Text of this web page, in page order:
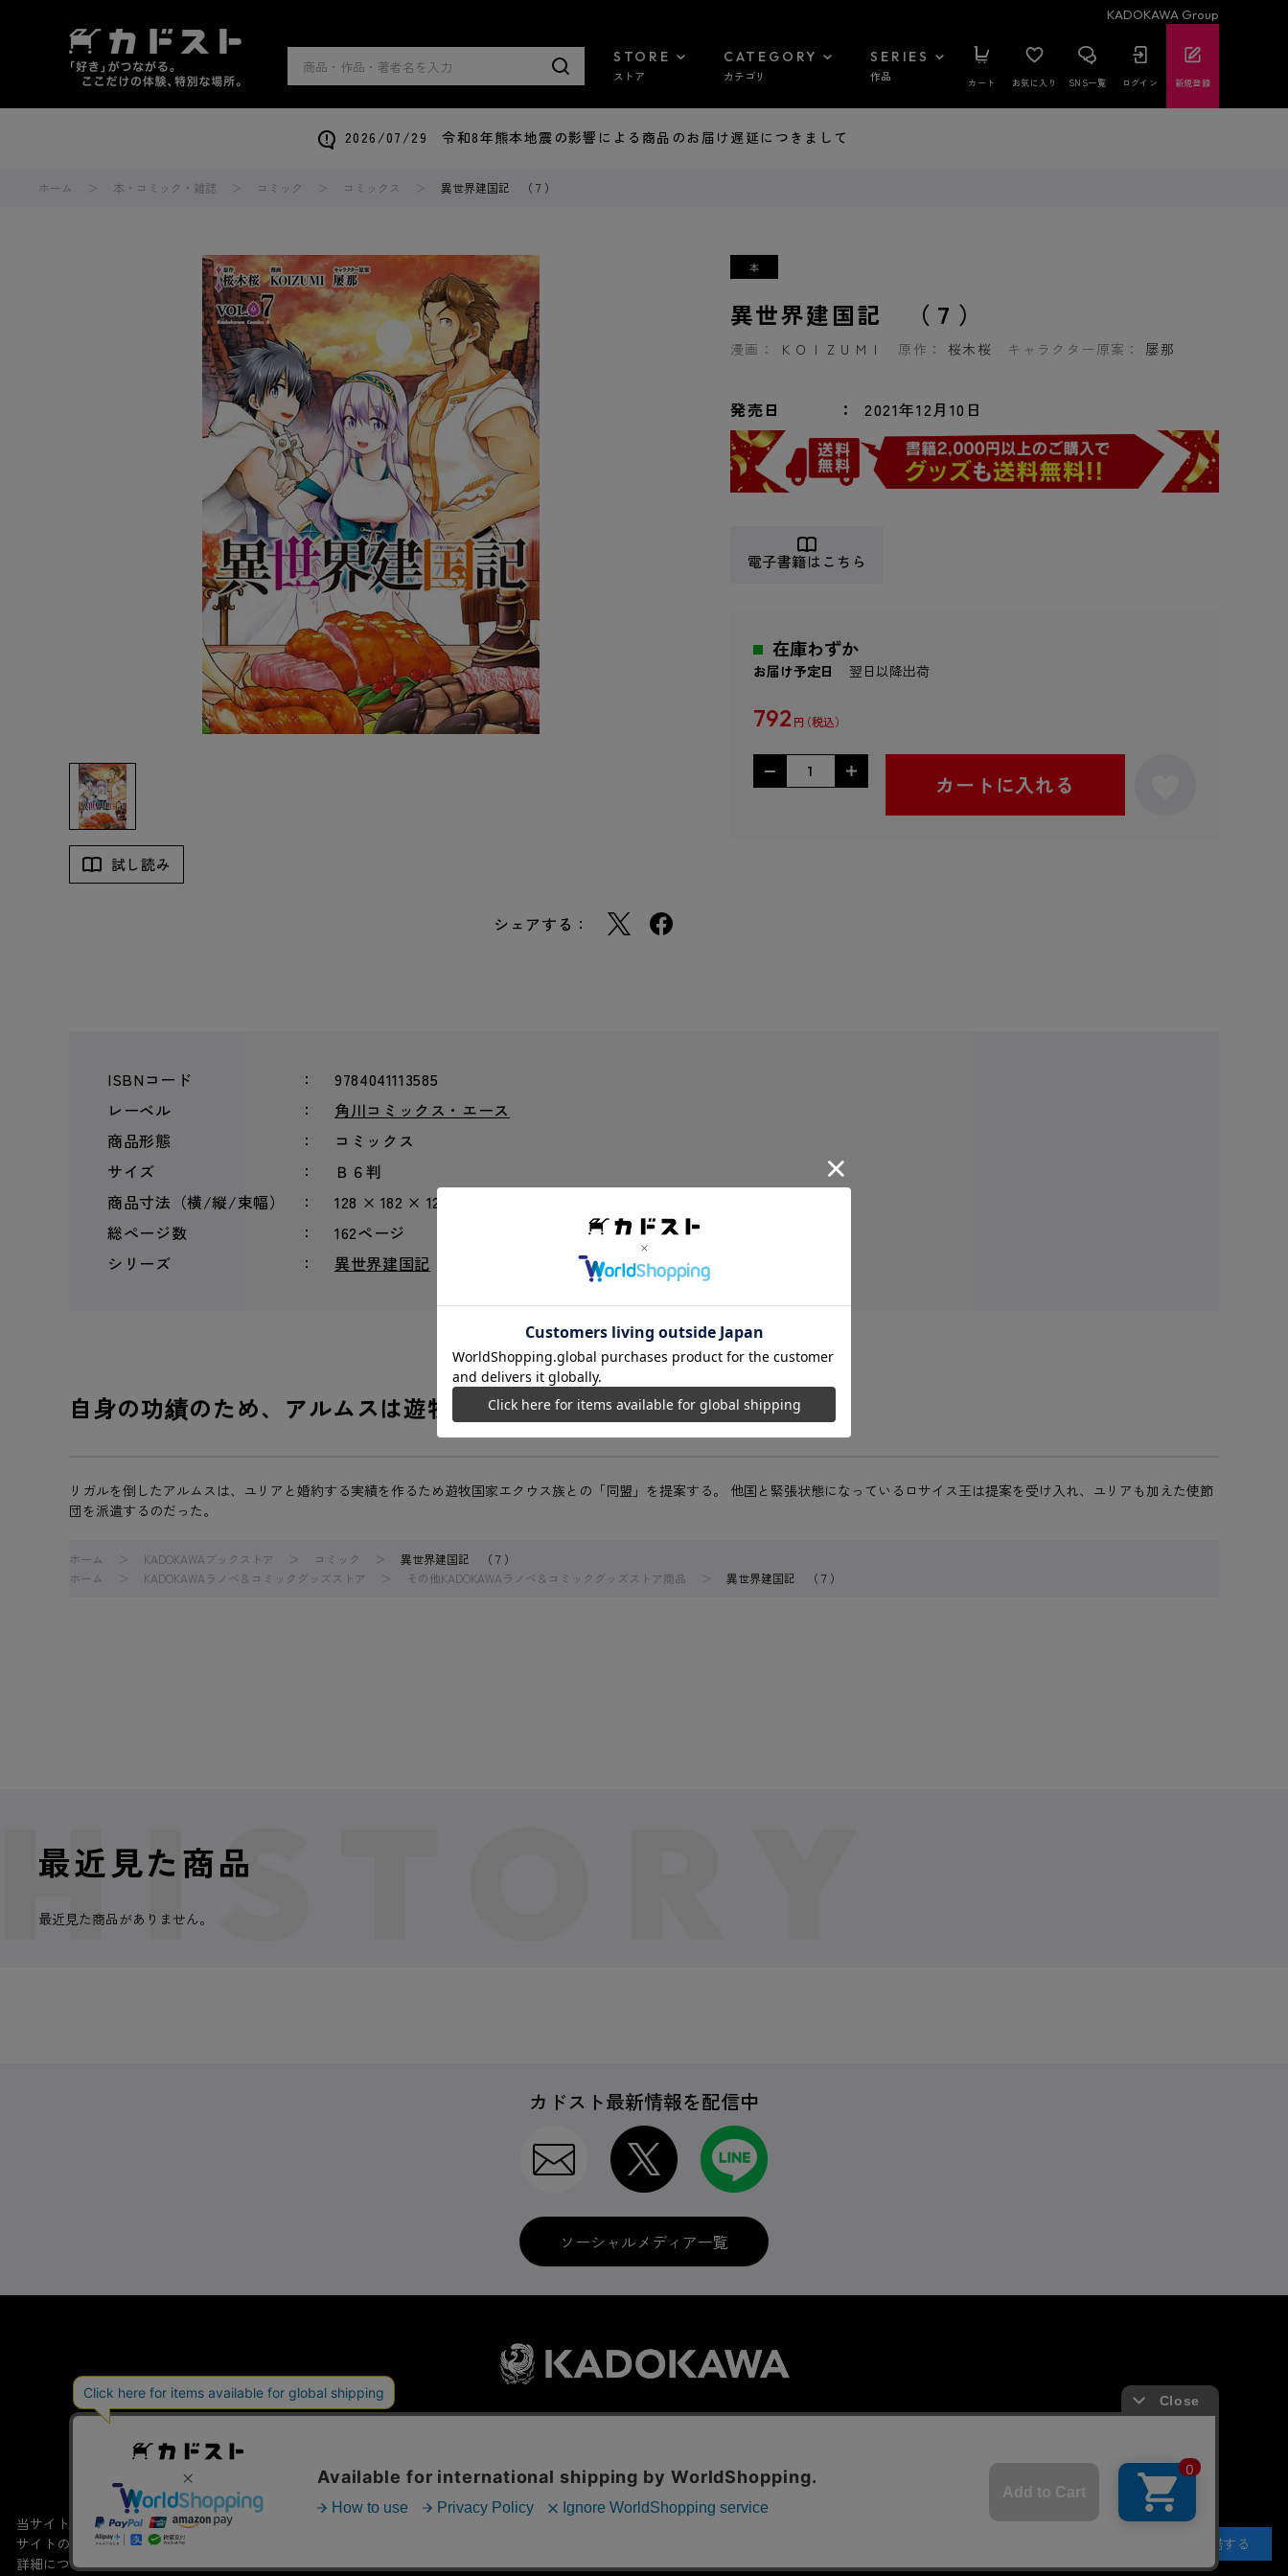
KADOKAWA Group
STORE
ストア
CATEGORY
カテゴリ
SERIES
作品 カート お気に入り SNS一覧 ログイン 新規登録
2026/07/29 令和8年熊本地震の影響による商品のお届け遅延につきまして
ホーム 本・コミック・雑誌 コミック コミックス 異世界建国記 （７）
試し読み
シェアする：
異世界建国記 （７）
漫画： ＫＯＩＺＵＭＩ 原作： 桜木桜 キャラクター原案： 屡那
発売日 2021年12月10日
電子書籍はこちら
在庫わずか
お届け予定日 翌日以降出荷
792 円
カートに入れる
ISBNコード
9784041113585
レーベル
角川コミックス・エース
商品形態
コミックス
サイズ
Ｂ６判
商品寸法（横/縦/束幅）
128 × 182 × 12 mm
総ページ数
162ページ
シリーズ
異世界建国記
自身の功績のため、アルムスは遊牧国家と軍事同盟締結を目指す──。
リガルを倒したアルムスは、ユリアと婚約する実績を作るため遊牧国家エクウス族との「同盟」を提案する。 他国と緊張状態になっているロサイス王は提案を受け入れ、ユリアも加えた使節
団を派遣するのだった。
ホーム KADOKAWAブックストア コミック
異世界建国記 （７）
ホーム
KADOKAWAラノベ＆コミックグッズストア その他KADOKAWAラノベ＆コミックグッズストア商品 異世界建国記 （７）
最近見た商品
最近見た商品がありません。
カドスト最新情報を配信中
ソーシャルメディア一覧
特定商取引法に関する表示
プライバシーポリシー International Shipping
当サイトでは利用体験の向上およびコンテンツの最適な提供、トラフィックの分析を目的としてCookieを使用しています。
サイトの閲覧を継続された場合、Cookieの利用に同意したことものといたします。
詳細についてはプライバシーポリシーをご確認ください。
承諾する